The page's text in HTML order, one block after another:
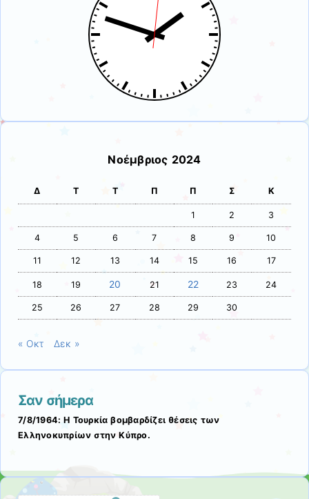
Νοέμβριος 2024
Δ Τ Τ Π Π Σ Κ
1 2 3
4 5 6 7 8 9 10
11 12 13 14 15 16 17
18 19 20 21 22 23 24
25 26 27 28 29 30
« Οκτ Δεκ »
Σαν σήμερα
7/8/1964: Η Τουρκία βομβαρδίζει θέσεις των
Ελληνοκυπρίων στην Κύπρο.